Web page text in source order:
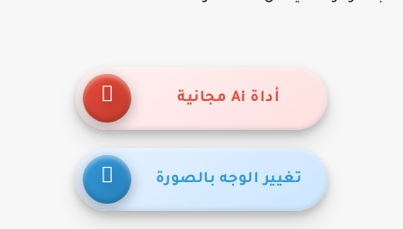
أداة Ai مجانية
تغيير الوجه بالصورة